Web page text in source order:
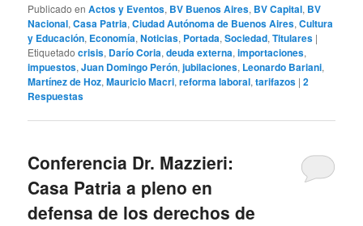
Publicado en Actos y Eventos, BV Buenos Aires, BV Capital, BV
Nacional,Casa Patria,Ciudad Autónoma de Buenos Aires,Cultura
y Educación, Economía,Noticias, Portada,Sociedad,Titulares |
Etiquetado crisis, Darío Coria,deuda externa,importaciones,
impuestos,Juan Domingo Perón,jubilaciones, Leonardo Bariani,
Martínez de Hoz,Mauricio Macri,reforma laboral,tarifazos |2
Respuestas
Conferencia Dr. Mazzieri:
Casa Patria a pleno en
defensa de los derechos de